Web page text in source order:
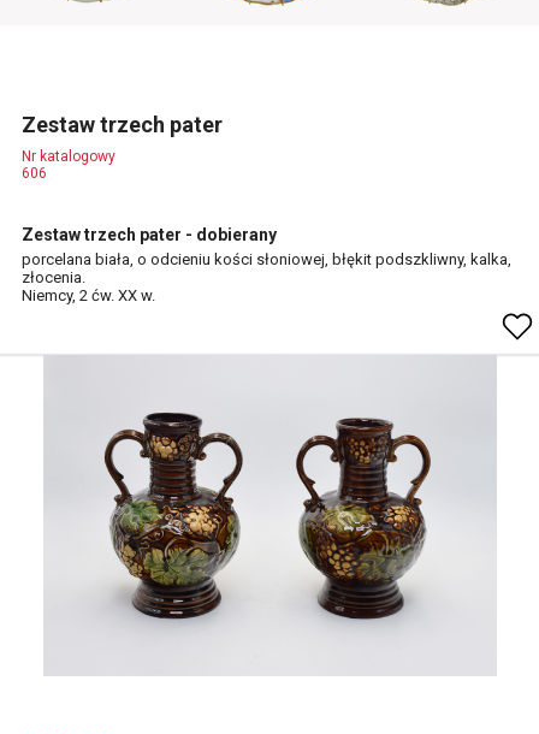
Zestaw trzech pater
Nr katalogowy
606
Zestaw trzech pater - dobierany
porcelana biała, o odcieniu kości słoniowej, błękit podszkliwny, kalka,
złocenia.
Niemcy, 2 ćw. XX w.